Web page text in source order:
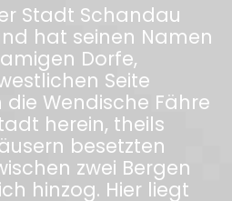
Stadt Schandau
hat seinen Namen
Dorfe,
Seite
Wendische Fähre
herein, theils
besetzten
zwei Bergen
hinzog. Hier liegt